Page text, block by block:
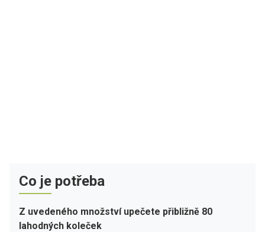
Co je potřeba
Z uvedeného množství upečete přibližně 80
lahodných koleček